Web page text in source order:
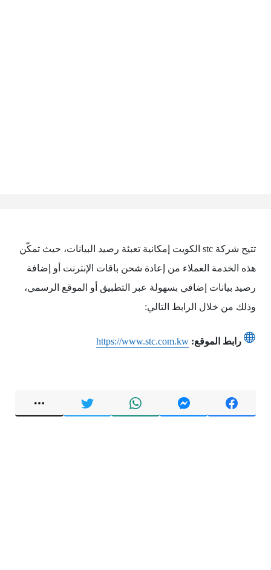
تتيح شركة stc الكويت إمكانية تعبئة رصيد البيانات، حيث تمكّن
هذه الخدمة العملاء من إعادة شحن باقات الإنترنت أو إضافة
رصيد بيانات إضافي بسهولة عبر التطبيق أو الموقع الرسمي،
وذلك من خلال الرابط التالي:
رابط الموقع: https://www.stc.com.kw